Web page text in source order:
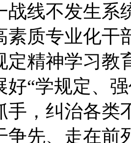
战线不发生系
素质专业化干
定精神学习教
好“学规定、
手，纠治各类
争先、走在前